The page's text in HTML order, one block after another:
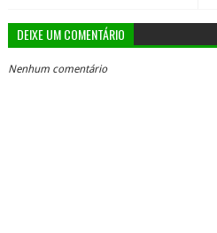
DEIXE UM COMENTÁRIO
Nenhum comentário